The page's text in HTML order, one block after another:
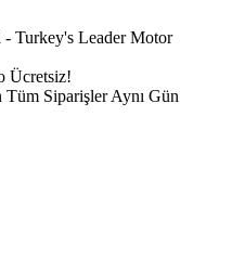
Turkey's Leader Motor
Ücretsiz!
Siparişler Aynı Gün